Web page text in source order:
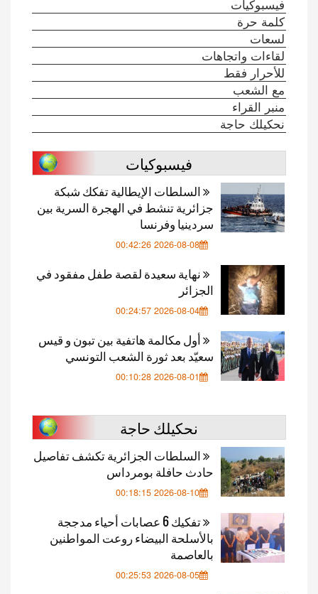
فيسبوكيات
كلمة حرة
لسعات
لقاءات واتجاهات
للأحرار فقط
مع الشعب
منبر القراء
نحكيلك حاجة
فيسبوكيات
السلطات الإيطالية تفكك شبكة
جزائرية تنشط في الهجرة السرية بين
سردينيا وفرنسا
2026-08-08 00:42:26
نهاية سعيدة لقصة طفل مفقود في
الجزائر
2026-08-04 00:24:57
أول مكالمة هاتفية بين تبون و قيس
سعيّد بعد ثورة الشعب التونسي
2026-08-01 00:10:28
نحكيلك حاجة
السلطات الجزائرية تكشف تفاصيل
حادث حافلة بومرداس
2026-08-10 00:18:15
تفكيك 6 عصابات أحياء مدججة
بالأسلحة البيضاء روعت المواطنين
بالعاصمة
2026-08-05 00:25:53